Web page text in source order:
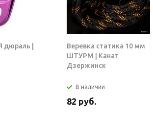
|
Веревка статика 10 мм
ШТУРМ | Канат
Дзержинск
В наличии
82 руб.